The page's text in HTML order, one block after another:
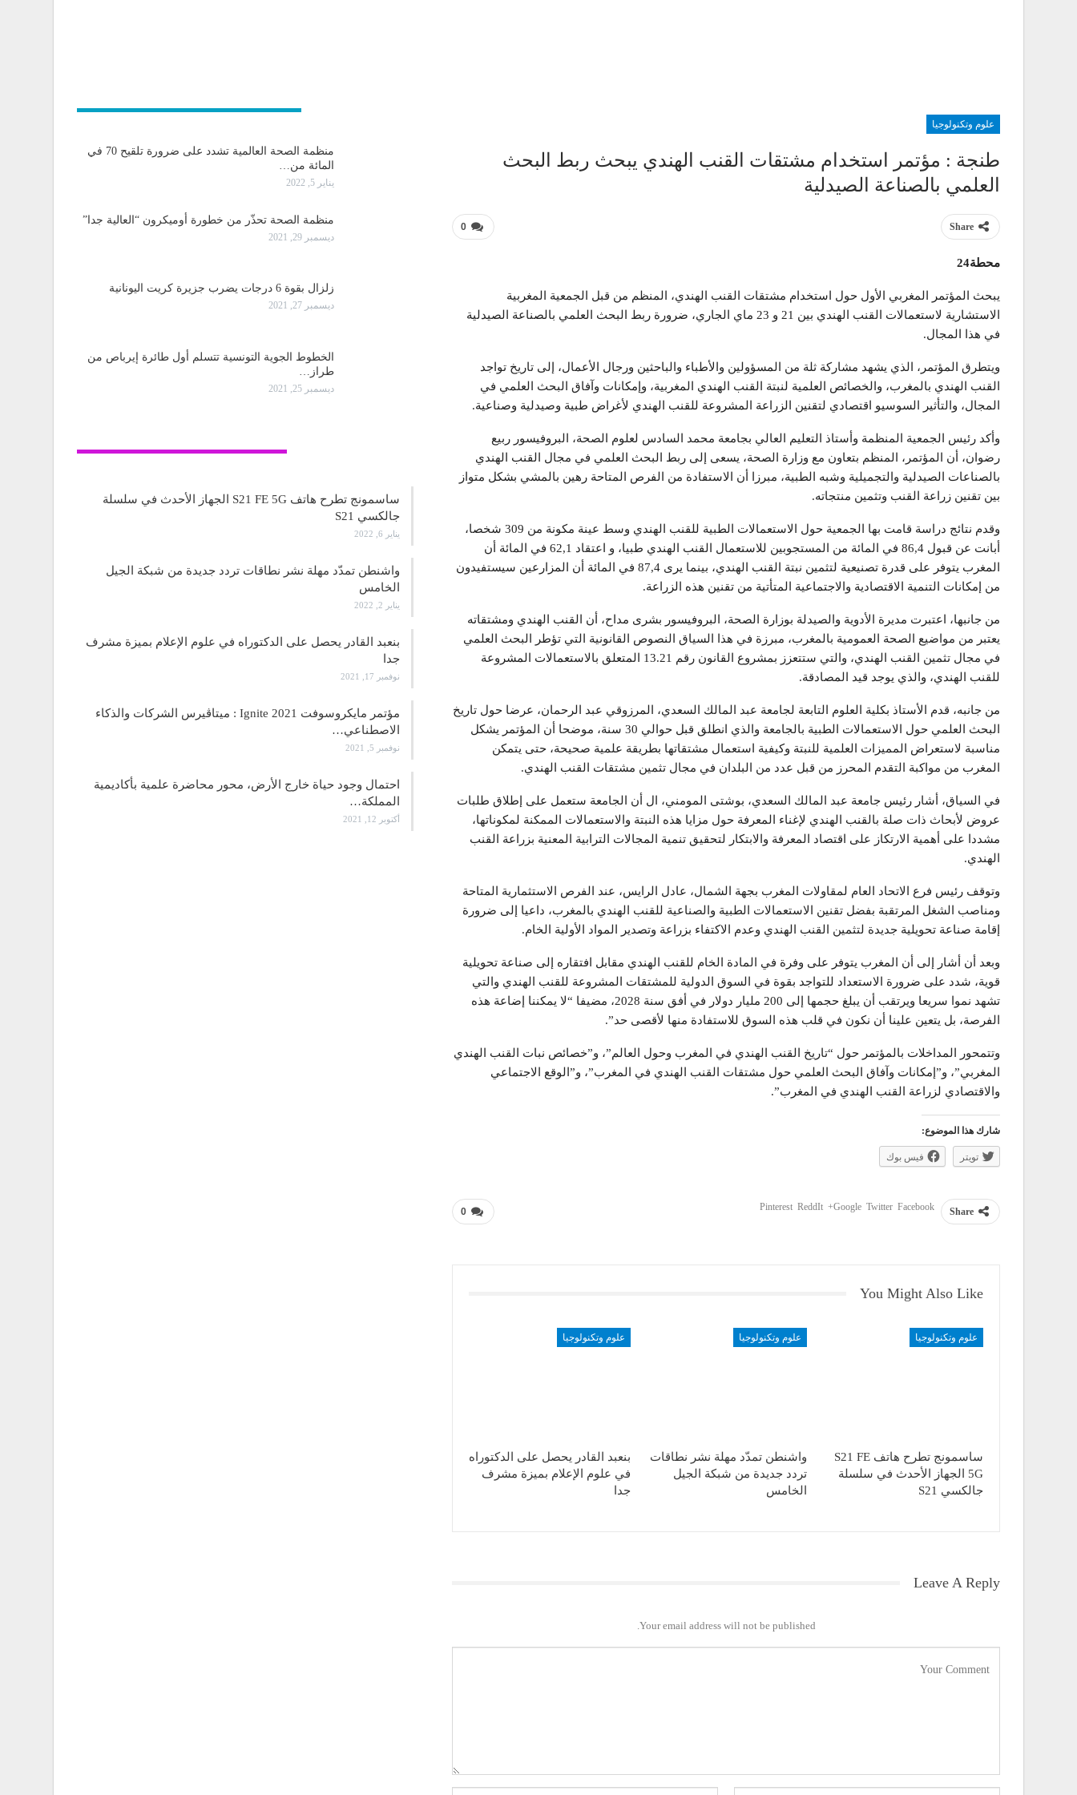
علوم وتكنولوجيا
طنجة : مؤتمر استخدام مشتقات القنب الهندي يبحث ربط البحث
العلمي بالصناعة الصيدلية
0 Share
محطة24
يبحث المؤتمر المغربي الأول حول استخدام مشتقات القنب الهندي، المنظم من قبل الجمعية المغربية
الاستشارية لاستعمالات القنب الهندي بين 21 و 23 ماي الجاري، ضرورة ربط البحث العلمي بالصناعة الصيدلية
في هذا المجال.
ويتطرق المؤتمر، الذي يشهد مشاركة ثلة من المسؤولين والأطباء والباحثين ورجال الأعمال، إلى تاريخ تواجد
القنب الهندي بالمغرب، والخصائص العلمية لنبتة القنب الهندي المغربية، وإمكانات وآفاق البحث العلمي في
المجال، والتأثير السوسيو اقتصادي لتقنين الزراعة المشروعة للقنب الهندي لأغراض طبية وصيدلية وصناعية.
وأكد رئيس الجمعية المنظمة وأستاذ التعليم العالي بجامعة محمد السادس لعلوم الصحة، البروفيسور ربيع
رضوان، أن المؤتمر، المنظم بتعاون مع وزارة الصحة، يسعى إلى ربط البحث العلمي في مجال القنب الهندي
بالصناعات الصيدلية والتجميلية وشبه الطبية، مبرزا أن الاستفادة من الفرص المتاحة رهين بالمشي بشكل متواز
بين تقنين زراعة القنب وتثمين منتجاته.
وقدم نتائج دراسة قامت بها الجمعية حول الاستعمالات الطبية للقنب الهندي وسط عينة مكونة من 309 شخصا،
أبانت عن قبول 86,4 في المائة من المستجوبين للاستعمال القنب الهندي طبيا، و اعتقاد 62,1 في المائة أن
المغرب يتوفر على قدرة تصنيعية لتثمين نبتة القنب الهندي، بينما يرى 87,4 في المائة أن المزارعين سيستفيدون
من إمكانات التنمية الاقتصادية والاجتماعية المتأتية من تقنين هذه الزراعة.
من جانبها، اعتبرت مديرة الأدوية والصيدلة بوزارة الصحة، البروفيسور بشرى مداح، أن القنب الهندي ومشتقاته
يعتبر من مواضيع الصحة العمومية بالمغرب، مبرزة في هذا السياق النصوص القانونية التي تؤطر البحث العلمي
في مجال تثمين القنب الهندي، والتي ستتعزز بمشروع القانون رقم 13.21 المتعلق بالاستعمالات المشروعة
للقنب الهندي، والذي يوجد قيد المصادقة.
من جانبه، قدم الأستاذ بكلية العلوم التابعة لجامعة عبد المالك السعدي، المرزوقي عبد الرحمان، عرضا حول تاريخ
البحث العلمي حول الاستعمالات الطبية بالجامعة والذي انطلق قبل حوالي 30 سنة، موضحا أن المؤتمر يشكل
مناسبة لاستعراض المميزات العلمية للنبتة وكيفية استعمال مشتقاتها بطريقة علمية صحيحة، حتى يتمكن
المغرب من مواكبة التقدم المحرز من قبل عدد من البلدان في مجال تثمين مشتقات القنب الهندي.
في السياق، أشار رئيس جامعة عبد المالك السعدي، بوشتى المومني، ال أن الجامعة ستعمل على إطلاق طلبات
عروض لأبحاث ذات صلة بالقنب الهندي لإغناء المعرفة حول مزايا هذه النبتة والاستعمالات الممكنة لمكوناتها،
مشددا على أهمية الارتكاز على اقتصاد المعرفة والابتكار لتحقيق تنمية المجالات الترابية المعنية بزراعة القنب
الهندي.
وتوقف رئيس فرع الاتحاد العام لمقاولات المغرب بجهة الشمال، عادل الرايس، عند الفرص الاستثمارية المتاحة
ومناصب الشغل المرتقبة بفضل تقنين الاستعمالات الطبية والصناعية للقنب الهندي بالمغرب، داعيا إلى ضرورة
إقامة صناعة تحويلية جديدة لتثمين القنب الهندي وعدم الاكتفاء بزراعة وتصدير المواد الأولية الخام.
وبعد أن أشار إلى أن المغرب يتوفر على وفرة في المادة الخام للقنب الهندي مقابل افتقاره إلى صناعة تحويلية
قوية، شدد على ضرورة الاستعداد للتواجد بقوة في السوق الدولية للمشتقات المشروعة للقنب الهندي والتي
تشهد نموا سريعا ويرتقب أن يبلغ حجمها إلى 200 مليار دولار في أفق سنة 2028، مضيفا “لا يمكننا إضاعة هذه
الفرصة، بل يتعين علينا أن نكون في قلب هذه السوق للاستفادة منها لأقصى حد”.
وتتمحور المداخلات بالمؤتمر حول “تاريخ القنب الهندي في المغرب وحول العالم”، و”خصائص نبات القنب الهندي
المغربي”، و”إمكانات وآفاق البحث العلمي حول مشتقات القنب الهندي في المغرب”، و”الوقع الاجتماعي
والاقتصادي لزراعة القنب الهندي في المغرب”.
شارك هذا الموضوع:
تويتر فيس بوك
0 Share
Facebook
Twitter
Google+
ReddIt
Pinterest
You Might Also Like
علوم وتكنولوجيا
ساسمونج تطرح هاتف S21 FE
5G الجهاز الأحدث في سلسلة
جالكسي S21
علوم وتكنولوجيا
واشنطن تمدّد مهلة نشر نطاقات
تردد جديدة من شبكة الجيل
الخامس
علوم وتكنولوجيا
بنعبد القادر يحصل على الدكتوراه
في علوم الإعلام بميزة مشرف
جدا
Leave A Reply
Your email address will not be published.
منظمة الصحة العالمية تشدد على ضرورة تلقيح 70 في
المائة من…
يناير 5, 2022
منظمة الصحة تحذّر من خطورة أوميكرون “العالية جدا”
ديسمبر 29, 2021
زلزال بقوة 6 درجات يضرب جزيرة كريت اليونانية
ديسمبر 27, 2021
الخطوط الجوية التونسية تتسلم أول طائرة إيرباص من
طراز…
ديسمبر 25, 2021
ساسمونج تطرح هاتف S21 FE 5G الجهاز الأحدث في سلسلة
جالكسي S21
يناير 6, 2022
واشنطن تمدّد مهلة نشر نطاقات تردد جديدة من شبكة الجيل
الخامس
يناير 2, 2022
بنعبد القادر يحصل على الدكتوراه في علوم الإعلام بميزة مشرف
جدا
نوفمبر 17, 2021
مؤتمر مايكروسوفت Ignite 2021 : ميتاڤيرس الشركات والذكاء
الاصطناعي…
نوفمبر 5, 2021
احتمال وجود حياة خارج الأرض، محور محاضرة علمية بأكاديمية
المملكة…
أكتوبر 12, 2021